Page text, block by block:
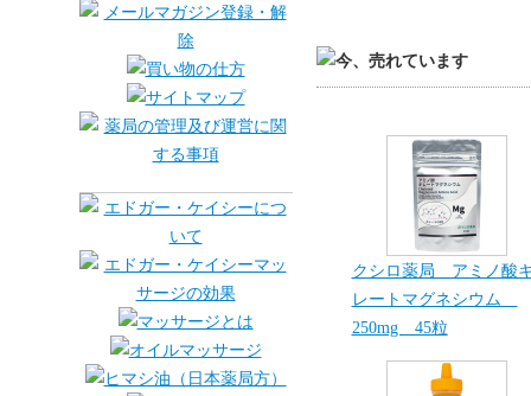
クシロ薬局 アミノ酸
レートマグネシウム
250mg 45粒